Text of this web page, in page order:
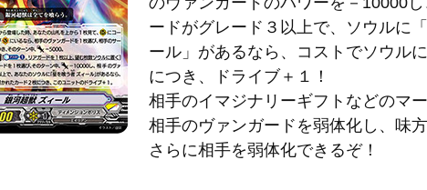
ードがグレード３以上で、ソウルに
ール」があるなら、コストでソウル
につき、ドライブ＋１！
相手のイマジナリーギフトなどのマ
相手のヴァンガードを弱体化し、味
さらに相手を弱体化できるぞ！